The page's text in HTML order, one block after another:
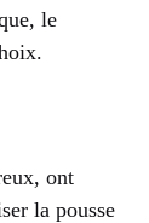
le
ont
la pousse